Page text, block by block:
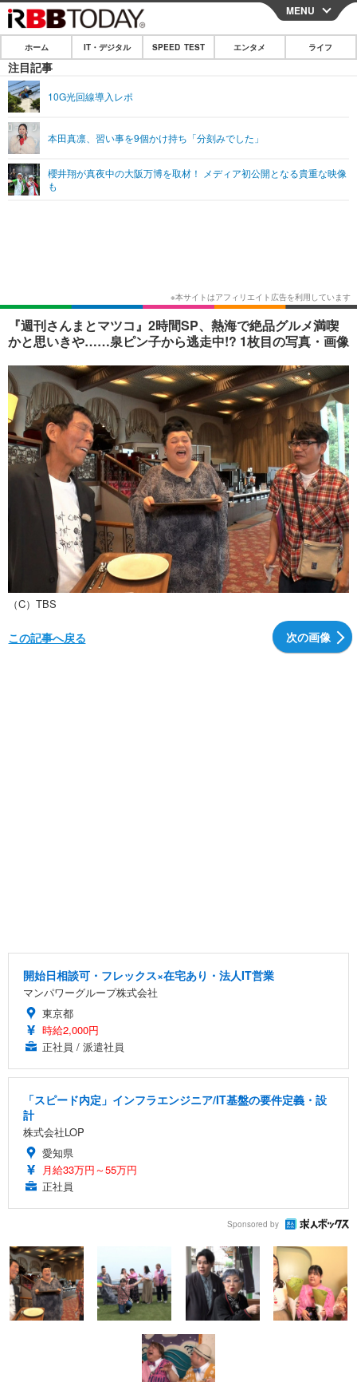
CLOSE
ホーム
IT・デジタル
ショッピング その他
SPEED TEST
エンタメ
ショッピング その他
ライフ
MENU
ホーム IT・デジタル SPEED TEST エンタメ ライフ
注目記事
10G光回線導入レポ
本田真凛、習い事を9個かけ持ち「分刻みでした」
櫻井翔が真夜中の大阪万博を取材！ メディア初公開となる貴重な映像
も
『週刊さんまとマツコ』2時間SP、熱海で絶品グルメ満喫
かと思いきや……泉ピン子から逃走中!? 1枚目の写真・画像
（C）TBS
次の画像
この記事へ戻る
開始日相談可・フレックス×在宅あり・法人IT営業
マンパワーグループ株式会社
東京都
時給2,000円
正社員 / 派遣社員
「スピード内定」インフラエンジニア/IT基盤の要件定義・設
計
株式会社LOP
愛知県
月給33万円～55万円
正社員
Sponsored by